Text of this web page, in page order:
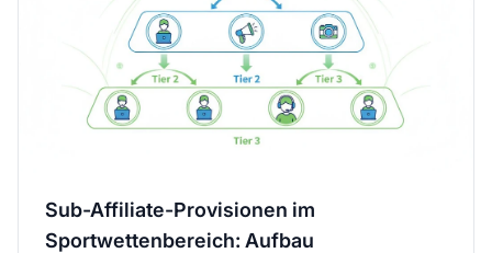
Sub-Affiliate-Provisionen im
Sportwettenbereich: Aufbau